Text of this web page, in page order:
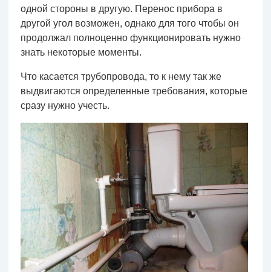
одной стороны в другую. Перенос прибора в
другой угол возможен, однако для того чтобы он
продолжал полноценно функционировать нужно
знать некоторые моменты.
Что касается трубопровода, то к нему так же
выдвигаются определенные требования, которые
сразу нужно учесть.